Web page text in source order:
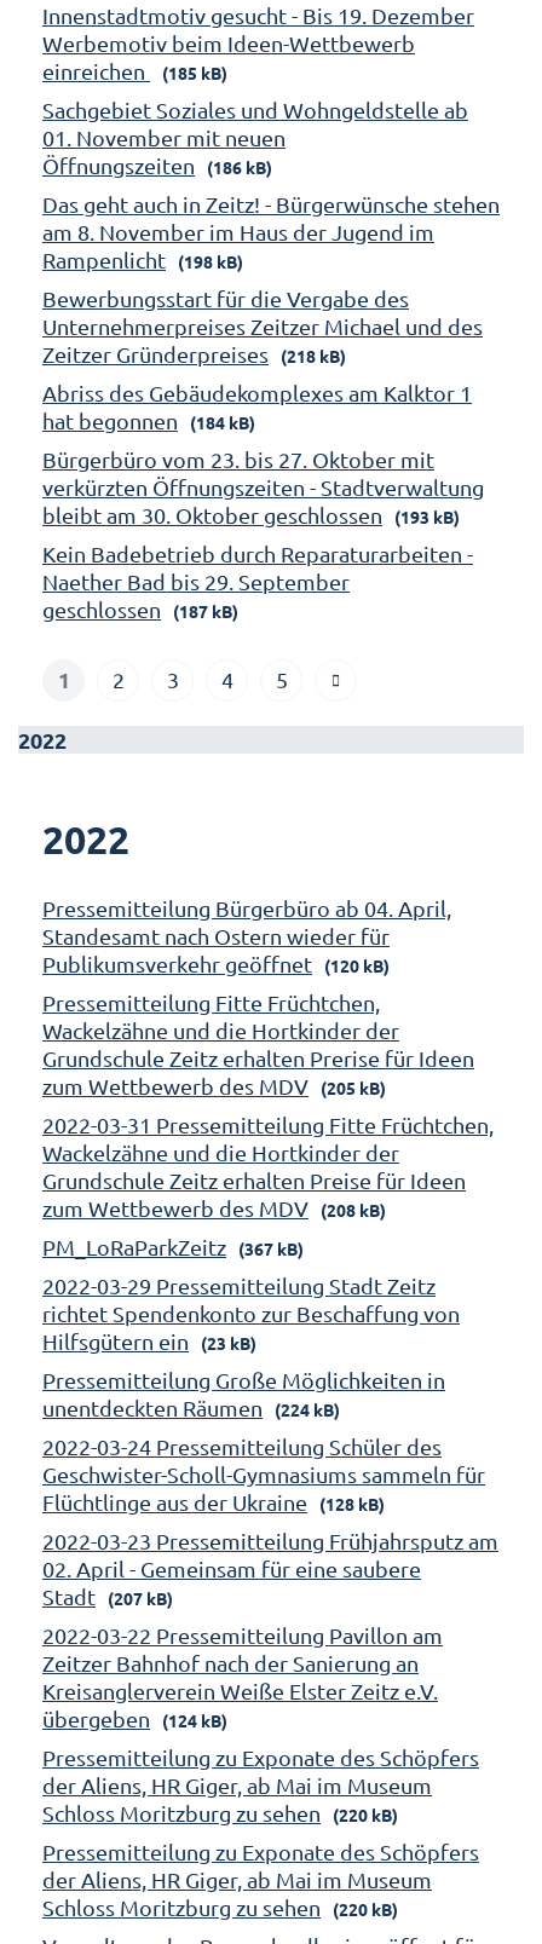
Innenstadtmotiv gesucht - Bis 19. Dezember
Werbemotiv beim Ideen-Wettbewerb
einreichen
(185 kB)
Sachgebiet Soziales und Wohngeldstelle ab
01. November mit neuen
Öffnungszeiten
(186 kB)
Das geht auch in Zeitz! - Bürgerwünsche stehen
am 8. November im Haus der Jugend im
Rampenlicht
(198 kB)
Bewerbungsstart für die Vergabe des
Unternehmerpreises Zeitzer Michael und des
Zeitzer Gründerpreises
(218 kB)
Abriss des Gebäudekomplexes am Kalktor 1
hat begonnen
(184 kB)
Bürgerbüro vom 23. bis 27. Oktober mit
verkürzten Öffnungszeiten - Stadtverwaltung
bleibt am 30. Oktober geschlossen
(193 kB)
Kein Badebetrieb durch Reparaturarbeiten -
Naether Bad bis 29. September
geschlossen
(187 kB)
1 2 3 4 5
2022
2022
Pressemitteilung Bürgerbüro ab 04. April,
Standesamt nach Ostern wieder für
Publikumsverkehr geöffnet
(120 kB)
Pressemitteilung Fitte Früchtchen,
Wackelzähne und die Hortkinder der
Grundschule Zeitz erhalten Prerise für Ideen
zum Wettbewerb des MDV
(205 kB)
2022-03-31 Pressemitteilung Fitte Früchtchen,
Wackelzähne und die Hortkinder der
Grundschule Zeitz erhalten Preise für Ideen
zum Wettbewerb des MDV
(208 kB)
PM_LoRaParkZeitz (367 kB)
2022-03-29 Pressemitteilung Stadt Zeitz
richtet Spendenkonto zur Beschaffung von
Hilfsgütern ein
(23 kB)
Pressemitteilung Große Möglichkeiten in
unentdeckten Räumen
(224 kB)
2022-03-24 Pressemitteilung Schüler des
Geschwister-Scholl-Gymnasiums sammeln für
Flüchtlinge aus der Ukraine
(128 kB)
2022-03-23 Pressemitteilung Frühjahrsputz am
02. April - Gemeinsam für eine saubere
Stadt
(207 kB)
2022-03-22 Pressemitteilung Pavillon am
Zeitzer Bahnhof nach der Sanierung an
Kreisanglerverein Weiße Elster Zeitz e.V.
übergeben
(124 kB)
Pressemitteilung zu Exponate des Schöpfers
der Aliens, HR Giger, ab Mai im Museum
Schloss Moritzburg zu sehen
(220 kB)
Pressemitteilung zu Exponate des Schöpfers
der Aliens, HR Giger, ab Mai im Museum
Schloss Moritzburg zu sehen
(220 kB)